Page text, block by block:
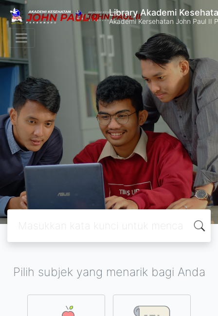
Library Akademi
Akademi Kersehatan John Paul II
Pilih subjek yang menarik bagi Anda